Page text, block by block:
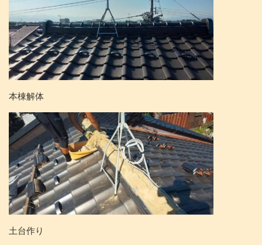
本棟解体
土台作り